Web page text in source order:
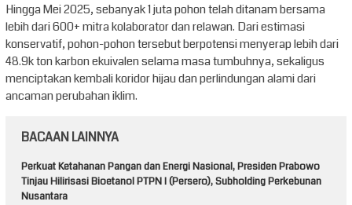
Hingga Mei 2025, sebanyak 1 juta pohon telah ditanam bersama
lebih dari 600+ mitra kolaborator dan relawan. Dari estimasi
konservatif, pohon-pohon tersebut berpotensi menyerap lebih dari
48.9k ton karbon ekuivalen selama masa tumbuhnya, sekaligus
menciptakan kembali koridor hijau dan perlindungan alami dari
ancaman perubahan iklim.
BACAAN LAINNYA
Perkuat Ketahanan Pangan dan Energi Nasional, Presiden Prabowo
Tinjau Hilirisasi Bioetanol PTPN I (Persero), Subholding Perkebunan
Nusantara